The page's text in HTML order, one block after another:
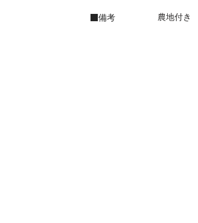
備考 農地付き